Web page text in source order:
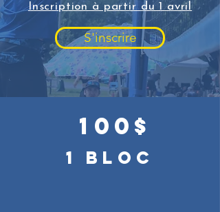
Inscription à partir du 1 avril
S'inscrire
1 00 $
1 bloc